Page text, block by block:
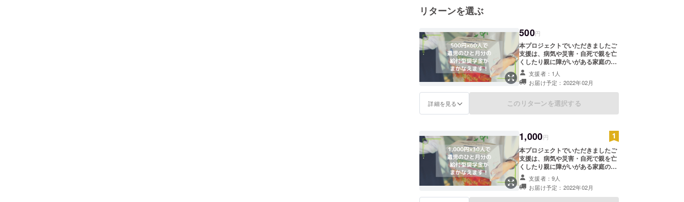
リターンを選ぶ
500円
本プロジェクトでいただきましたご
支援は、病気や災害・自死で親を亡
くしたり親に障がいがある家庭の学
生たちの奨学金として、全額を一般
財団法人あしなが育英会に寄付し、
大切に使用させていただきます。 ご
支援者情報を一般財団法人あしなが
育英会に提供のうえ、あしなが育英
が2021年2月頃となりますため、リ
ターンの発送は2022年2～3月頃と
なります。 ※①2020年中にご支援い
ただいた方で2020年1～12月分の活
動報告書の受け取りをご希望される
方、または②本プロジェクトへの寄
付金の「領収書」を2021年3月以降
早期に受け取りたい方がいらっしゃ
支援者：1人
お届け予定：2022年02月
詳細を見る このリターンを選択する
1,000円
本プロジェクトでいただきましたご
支援は、病気や災害・自死で親を亡
くしたり親に障がいがある家庭の学
生たちの奨学金として、全額を一般
財団法人あしなが育英会に寄付し、
大切に使用させていただきます。 ご
支援者情報を一般財団法人あしなが
支援者：9人
お届け予定：2022年02月